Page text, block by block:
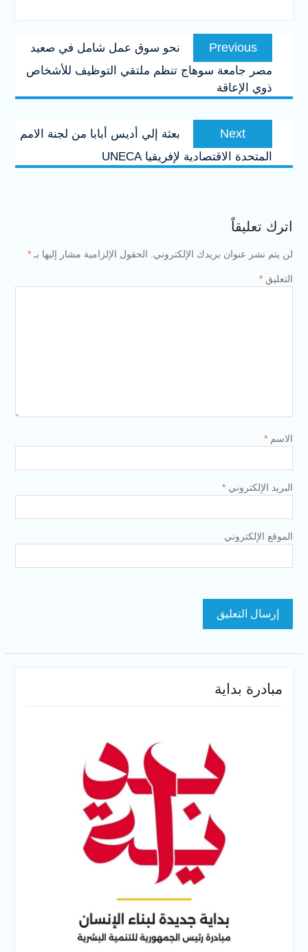
تصفّح
المقالاتPrevious
post:
نحو سوق عمل شامل في صعيد
مصر جامعة سوهاج تنظم ملتقي التوظيف للأشخاص
ذوي الإعاقة
Next
post:
بعثة إلي أديس أبابا من لجنة الامم
المتحدة الاقتصادية لإفريقيا UNECA
اترك تعليقاً
لن يتم نشر عنوان بريدك الإلكتروني. الحقول الإلزامية مشار إليها بـ *
التعليق *
الاسم *
البريد الإلكتروني *
الموقع الإلكتروني
مبادرة بداية